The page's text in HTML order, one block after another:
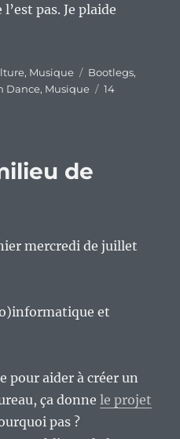
pas. Je plaide
, Musique Étiquettes
Bootlegs,
Dance, Musique
14
de
mercredi de juillet
et
pour aider à créer un
ça donnele projet
pas ?